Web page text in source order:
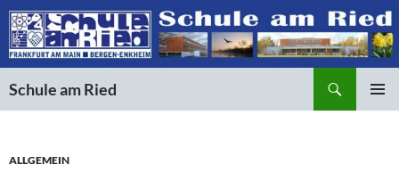
Schule am Ried
ALLGEMEIN